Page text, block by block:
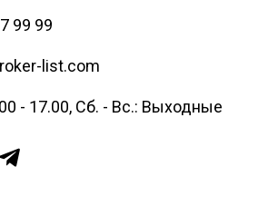
99 99
list.com
- 17.00, Сб. - Вс.: Выходные